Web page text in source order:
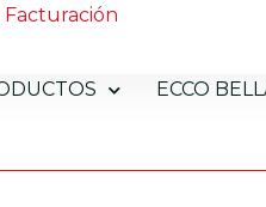
Facturación
ECCO